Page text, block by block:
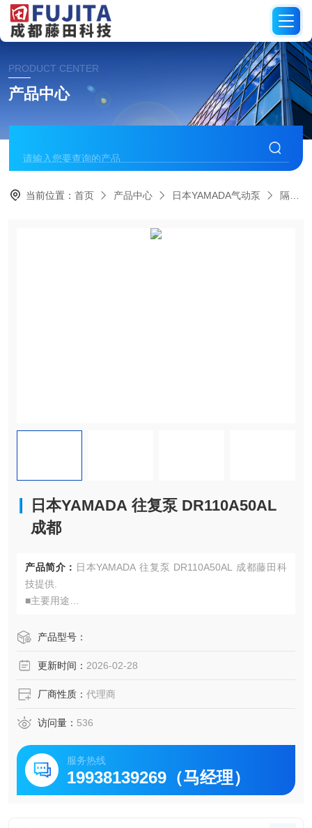
PRODUCT CENTER
产品中心
当前位置：首页 产品中心 日本YAMADA气动泵 隔膜泵
日本YAMADA 往复泵 DR110A50AL
成都
产品简介： 日本YAMADA 往复泵 DR110A50AL 成都藤田科
技提供.
■主要用途
料、添加剂输送，管道清洗液供应，废油、废水收集，酒
产品型号：
更新时间： 2026-02-28
厂商性质： 代理商
访问量： 536
服务热线
19938139269（马经理）